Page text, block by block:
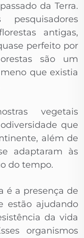
da Terra.
antigas,
perfeito por
são um
que existia
vegetais
que
além de
adaptaram às
do tempo.
é a presença de
estão ajudando
da vida
organismos